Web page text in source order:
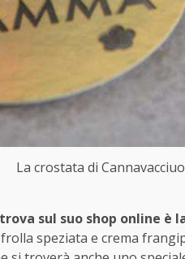
La crostata di
sul suo shop online è
speziata e crema